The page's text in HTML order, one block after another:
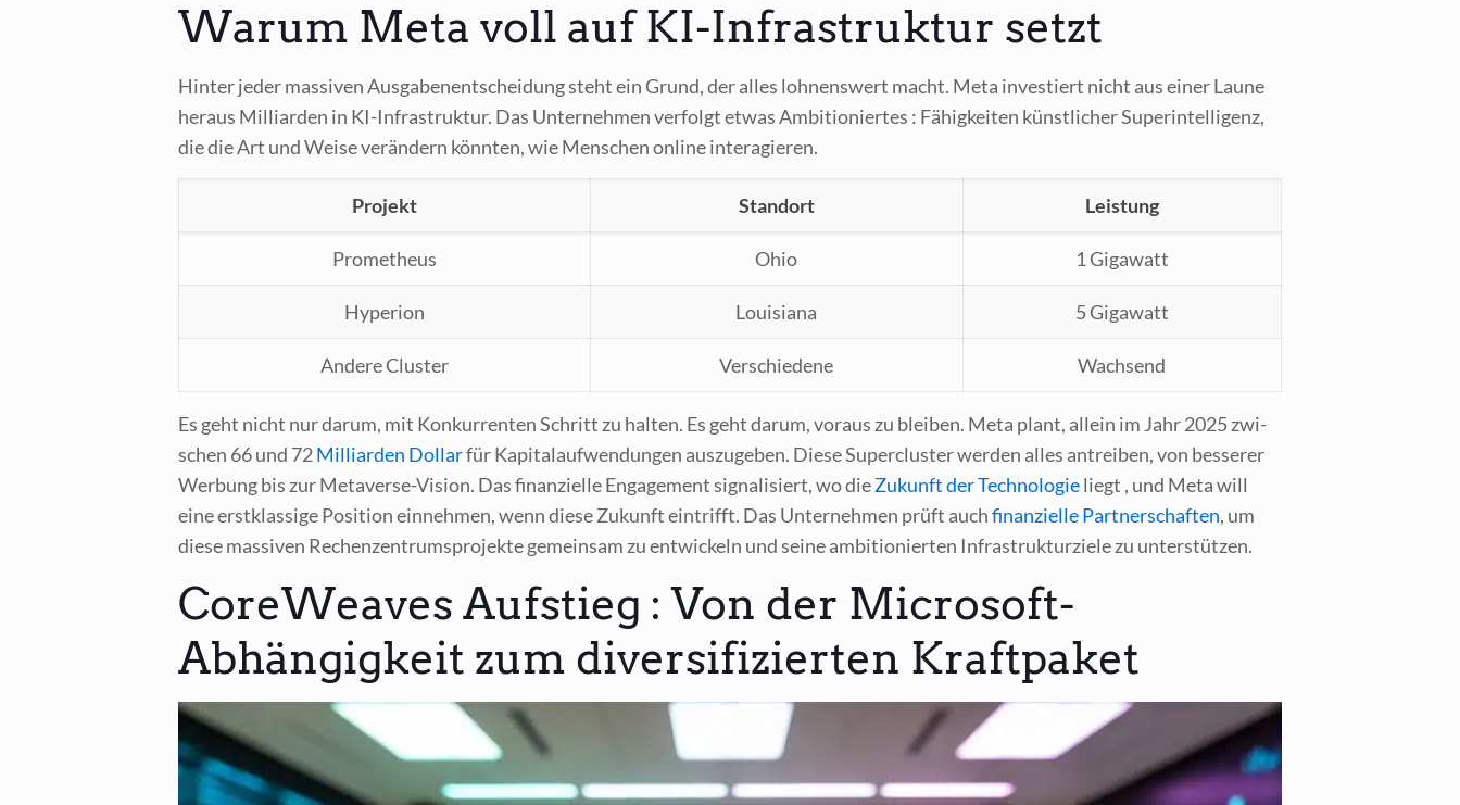
Warum Meta voll auf KI-Infrastruktur setzt
Hin­ter jeder mas­si­ven Aus­ga­ben­ent­schei­dung steht ein Grund, der alles loh­nens­wert macht. Meta inves­tiert nicht aus einer Lau­ne
her­aus Mil­li­ar­den in KI-Infra­struk­tur. Das Unter­neh­men ver­folgt etwas Ambi­tio­nier­tes : Fähig­kei­ten künst­li­cher Super­in­tel­li­genz,
die die Art und Wei­se ver­än­dern könn­ten, wie Men­schen online interagieren.
Pro­jekt Stand­ort Leis­tung
Pro­me­theus Ohio 1 Giga­watt
Hype­ri­on Loui­sia­na 5 Giga­watt
Ande­re Cluster Ver­schie­de­ne Wach­send
Es geht nicht nur dar­um, mit Kon­kur­ren­ten Schritt zu hal­ten. Es geht dar­um, vor­aus zu blei­ben. Meta plant, allein im Jahr 2025 zwi­
schen 66 und 72Mil­li­ar­den Dol­larfür Kapi­tal­auf­wen­dun­gen aus­zu­ge­ben. Die­se Super­clus­ter wer­den alles antrei­ben, von bes­se­rer
Wer­bung bis zur Meta­ver­se-Visi­on. Das finan­zi­el­le Enga­ge­ment signa­li­siert, wo dieZukunft der Tech­no­lo­gieliegt , und Meta will
eine erst­klas­si­ge Posi­ti­on ein­neh­men, wenn die­se Zukunft ein­trifft. Das Unter­neh­men prüft auchfinan­zi­el­le Part­ner­schaf­ten, um
die­se mas­si­ven Rechen­zen­trums­pro­jek­te gemein­sam zu ent­wi­ckeln und sei­ne ambi­tio­nier­ten Infra­struk­tur­zie­le zu unterstützen.
CoreWeaves Aufstieg : Von der Microsoft-
Abhängigkeit zum diversifizierten Kraftpaket